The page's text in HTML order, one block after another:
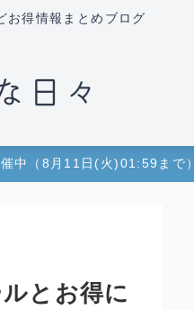
お得情報まとめブログ
中（8月11日(火)01:59まで）
とお得に